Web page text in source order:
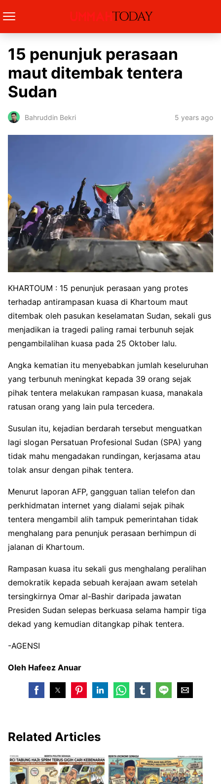
15 penunjuk perasaan
maut ditembak tentera
Sudan
Bahruddin Bekri 5 years ago
KHARTOUM : 15 penunjuk perasaan yang protes
terhadap antirampasan kuasa di Khartoum maut
ditembak oleh pasukan keselamatan Sudan, sekali gus
menjadikan ia tragedi paling ramai terbunuh sejak
pengambilalihan kuasa pada 25 Oktober lalu.
Angka kematian itu menyebabkan jumlah keseluruhan
yang terbunuh meningkat kepada 39 orang sejak
pihak tentera melakukan rampasan kuasa, manakala
ratusan orang yang lain pula tercedera.
Susulan itu, kejadian berdarah tersebut menguatkan
lagi slogan Persatuan Profesional Sudan (SPA) yang
tidak mahu mengadakan rundingan, kerjasama atau
tolak ansur dengan pihak tentera.
Menurut laporan AFP, gangguan talian telefon dan
perkhidmatan internet yang dialami sejak pihak
tentera mengambil alih tampuk pemerintahan tidak
menghalang para penunjuk perasaan berhimpun di
jalanan di Khartoum.
Rampasan kuasa itu sekali gus menghalang peralihan
demokratik kepada sebuah kerajaan awam setelah
tersingkirnya Omar al-Bashir daripada jawatan
Presiden Sudan selepas berkuasa selama hampir tiga
dekad yang kemudian ditangkap pihak tentera.
-AGENSI
Oleh Hafeez Anuar
Related Articles